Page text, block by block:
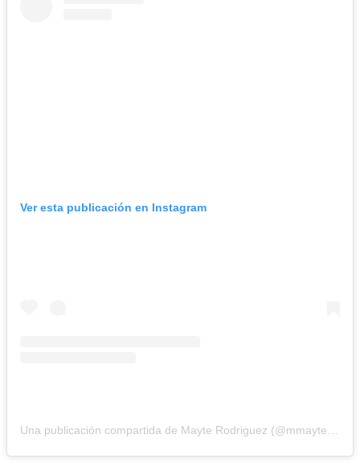
Ver esta publicación en Instagram